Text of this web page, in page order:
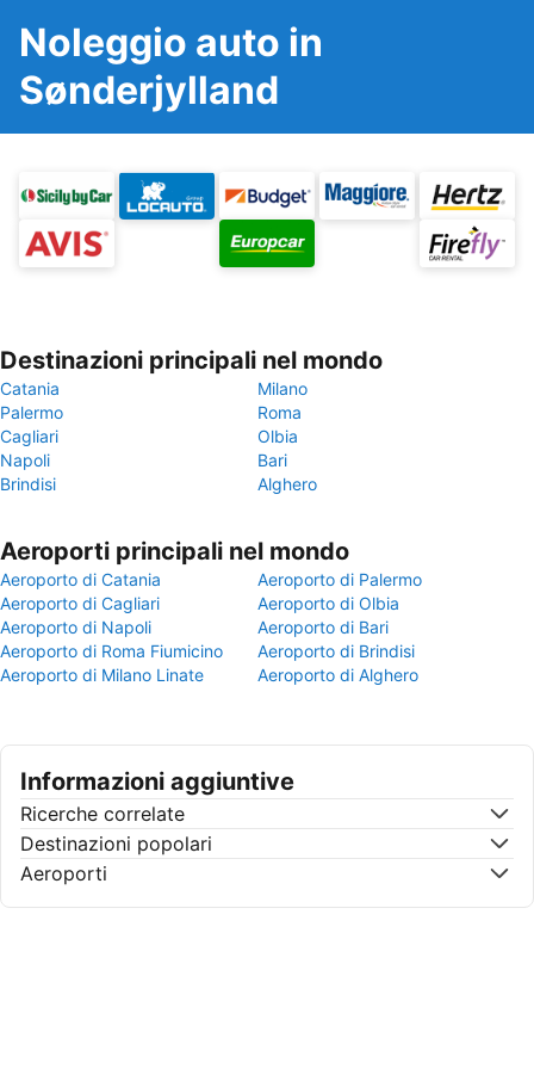
Noleggio auto in
Sønderjylland
Destinazioni principali nel mondo
Catania
Milano
Palermo
Roma
Cagliari
Olbia
Napoli
Bari
Brindisi
Alghero
Aeroporti principali nel mondo
Aeroporto di Catania
Aeroporto di Palermo
Aeroporto di Cagliari
Aeroporto di Olbia
Aeroporto di Napoli
Aeroporto di Bari
Aeroporto di Roma Fiumicino
Aeroporto di Brindisi
Aeroporto di Milano Linate
Aeroporto di Alghero
Informazioni aggiuntive
Ricerche correlate
Destinazioni popolari
Aeroporti